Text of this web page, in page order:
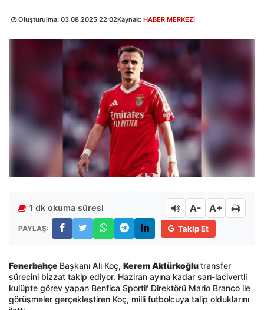
Oluşturulma: 03.08.2025 22:02Kaynak: HABER MERKEZİ
1 dk okuma süresi A- A+
PAYLAŞ: Takip Et
Fenerbahçe Başkanı Ali Koç, Kerem Aktürkoğlutransfer
sürecini bizzat takip ediyor. Haziran ayına kadar sarı-lacivertli
kulüpte görev yapan Benfica Sportif Direktörü Mario Branco ile
görüşmeler gerçekleştiren Koç, milli futbolcuya talip olduklarını